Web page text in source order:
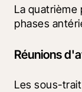
La quatrième
phases
Réunions
Les sous-